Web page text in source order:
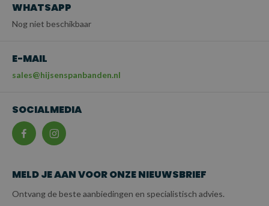
WHATSAPP
Nog niet beschikbaar
E-MAIL
sales@hijsenspanbanden.nl
SOCIALMEDIA
MELD JE AAN VOOR ONZE NIEUWSBRIEF
Ontvang de beste aanbiedingen en specialistisch advies.